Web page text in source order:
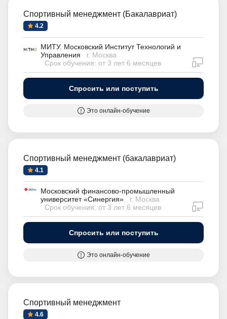
Спортивный менеджмент (Бакалавриат)
4.2
МИТУ. Московский Институт Технологий и
Управления
г. Москва
Срок обучения: от 3 лет 6 месяцев
Спросить или поступить
Это онлайн-обучение
Спортивный менеджмент (бакалавриат)
4.1
Московский финансово-промышленный
университет «Синергия»
г. Москва
Срок обучения: от 3 лет 6 месяцев
Спросить или поступить
Это онлайн-обучение
Спортивный менеджмент
4.6